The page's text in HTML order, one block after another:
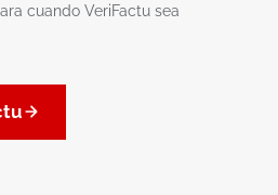
cuando VeriFactu sea